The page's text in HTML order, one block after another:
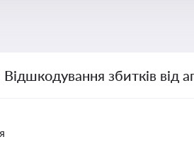
збитків від